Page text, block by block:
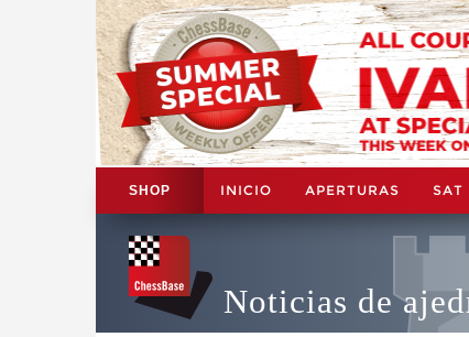
SHOP INICIO APERTURAS SAT
Noticias de